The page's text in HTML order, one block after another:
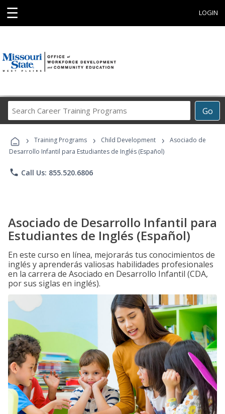
☰ LOGIN
Go
Career
Programs
› Training Programs › Child Development ›
Asociado de
Desarrollo Infantil para Estudiantes de Inglés (Español)
phone Call Us: 855.520.6806
Asociado de Desarrollo Infantil para
Estudiantes de Inglés (Español)
En este curso en línea, mejorarás tus conocimientos de
inglés y aprenderás valiosas habilidades profesionales
en la carrera de Asociado en Desarrollo Infantil (CDA,
por sus siglas en inglés).